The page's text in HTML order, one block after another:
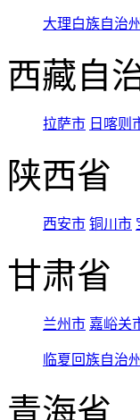
大理白族自治州
西藏自
拉萨市 日喀则
陕西省
西安市 铜川市
甘肃省
兰州市 嘉峪关
临夏回族自治州
青海省